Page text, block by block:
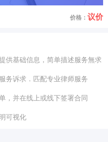
价格： 议价
供基础信息，简单描述服务無求
务诉求．匹配专业律师服务
，并在线上或线下签署合同
可视化